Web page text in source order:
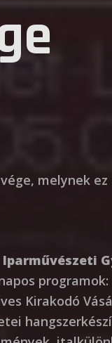
melynek
Iparművészeti
programok:
Kirakodó